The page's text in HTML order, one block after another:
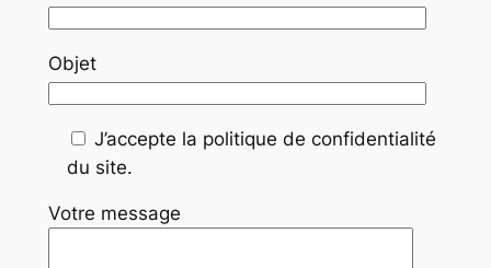
Objet
J’accepte la politique de confidentialité
du site.
Votre message